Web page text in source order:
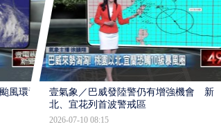
風環流
壹氣象／巴威發陸警仍有增強機會 新
北、宜花列首波警戒區
2026-07-10 08:15